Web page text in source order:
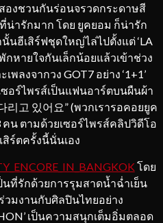
สองชวนกันร่อนจรวดกระดาษสี
น่ารักมาก โดย ยูคยอม ก็น่ารัก
นฮีเสิร์ฟชุดใหญ่ไล่ไปตั้งแต่ ‘LA
) พักหายใจกันเล็กน้อยแล้วเข้าช่วง
ลงจากวง GOT7 อย่าง ‘1+1’
อร์ไพรส์เป็นแฟนอาร์ตบนผืนผ้า
고 있어요” (พวกเรารอคอยยูค
น ตามด้วยเซอร์ไพรส์คลิปวิดีโอ
ร์ตครั้งนี้นั่นเอง
โดย
ที่รักด้วยการรุมสาดน้ำฉ่ำเย็น
ร่วมงานกับศิลปินไทยอย่าง
เป็นความสนุกเต็มอิ่มตลอด